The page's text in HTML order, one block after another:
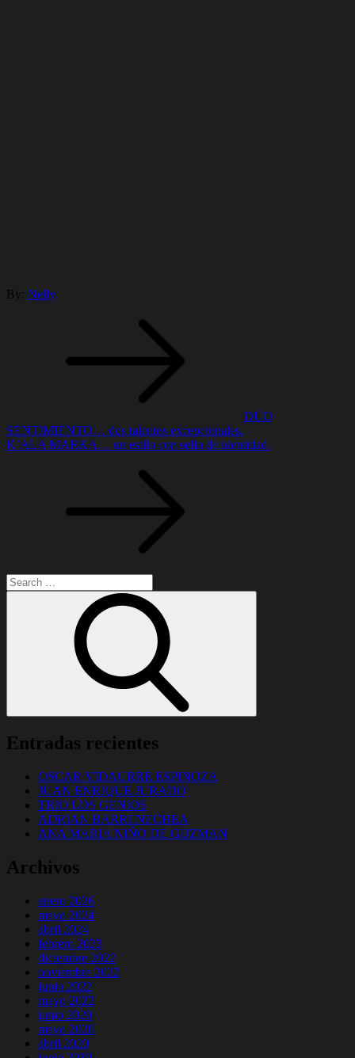
By: Nelly
entradas
DÚO
SENTIMIENTO… dos talentos excepcionales.
K’ALA MARKA… un estilo con sello de identidad.
Search
for:
Entradas recientes
OSCAR VIDAURRE ESPINOZA
JUAN ENRIQUE JURADO
TRIO LOS GENIOS
ADRIAN BARRENECHEA
ANA MARIA NIÑO DE GUZMAN
Archivos
enero 2026
mayo 2024
abril 2024
febrero 2023
diciembre 2022
noviembre 2022
junio 2022
mayo 2022
junio 2020
mayo 2020
abril 2020